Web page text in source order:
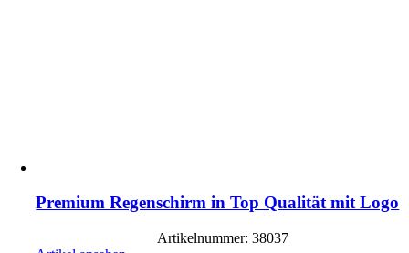
Premium Regenschirm in Top Qualität mit Logo
Artikelnummer: 38037